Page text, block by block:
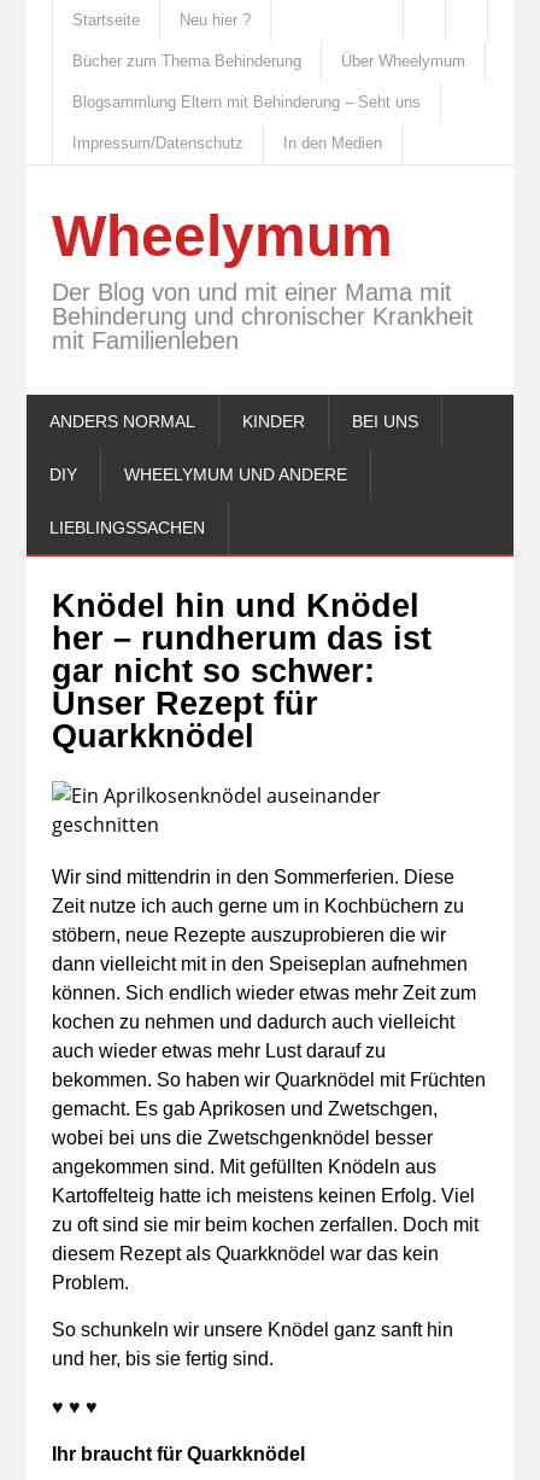
Startseite Neu hier ?
Bücher zum Thema Behinderung Über Wheelymum
Blogsammlung Eltern mit Behinderung – Seht uns
Impressum/Datenschutz In den Medien
Wheelymum
Der Blog von und mit einer Mama mit
Behinderung und chronischer Krankheit
mit Familienleben
ANDERS NORMAL KINDER BEI UNS
DIY WHEELYMUM UND ANDERE
LIEBLINGSSACHEN
Knödel hin und Knödel
her – rundherum das ist
gar nicht so schwer:
Unser Rezept für
Quarkknödel
Wir sind mittendrin in den Sommerferien. Diese
Zeit nutze ich auch gerne um in Kochbüchern zu
stöbern, neue Rezepte auszuprobieren die wir
dann vielleicht mit in den Speiseplan aufnehmen
können. Sich endlich wieder etwas mehr Zeit zum
kochen zu nehmen und dadurch auch vielleicht
auch wieder etwas mehr Lust darauf zu
bekommen. So haben wir Quarknödel mit Früchten
gemacht. Es gab Aprikosen und Zwetschgen,
wobei bei uns die Zwetschgenknödel besser
angekommen sind. Mit gefüllten Knödeln aus
Kartoffelteig hatte ich meistens keinen Erfolg. Viel
zu oft sind sie mir beim kochen zerfallen. Doch mit
diesem Rezept als Quarkknödel war das kein
Problem.
So schunkeln wir unsere Knödel ganz sanft hin
und her, bis sie fertig sind.
♥ ♥ ♥
Ihr braucht für Quarkknödel